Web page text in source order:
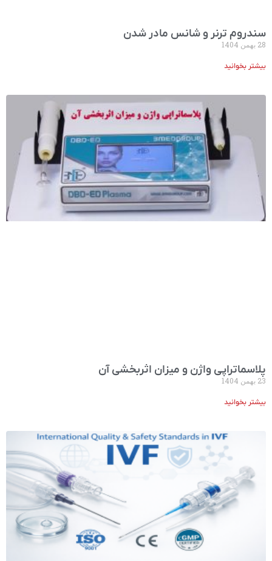
سندروم ترنر و شانس مادر شدن
28 بهمن 1404
بیشتر بخوانید
پلاسما‌تراپی واژن و میزان اثربخشی آن
23 بهمن 1404
بیشتر بخوانید